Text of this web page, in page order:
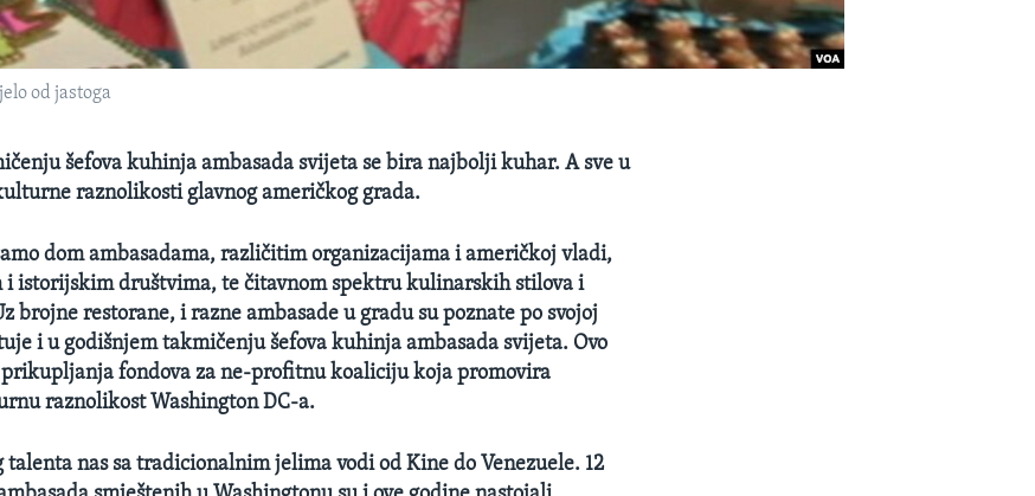
od jastoga
šefova kuhinja ambasada svijeta se bira najbolji kuhar. A sve u
raznolikosti glavnog američkog grada.
dom ambasadama, različitim organizacijama i američkoj vladi,
istorijskim društvima, te čitavnom spektru kulinarskih stilova i
brojne restorane, i razne ambasade u gradu su poznate po svojoj
i u godišnjem takmičenju šefova kuhinja ambasada svijeta. Ovo
fondova za ne-profitnu koaliciju koja promovira
raznolikost Washington DC-a.
nas sa tradicionalnim jelima vodi od Kine do Venezuele. 12